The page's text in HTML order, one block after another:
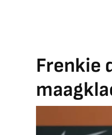
Frenkie